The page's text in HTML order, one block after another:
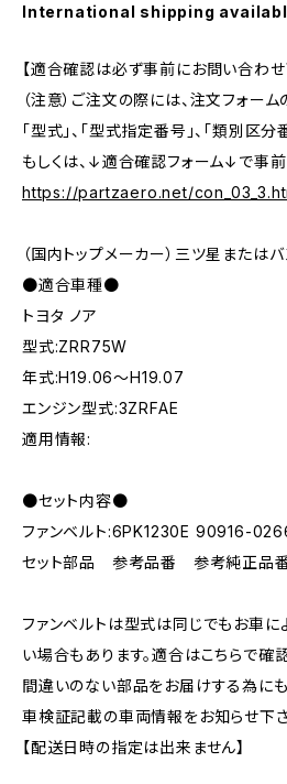
International shipping
【適合確認は必ず事前にお問い合わせ
（注意）ご注文の際には、注文フォーム
「型式」、「型式指定番号」、「類別区
もしくは、↓適合確認フォーム↓で事
https://partzaero.net/
（国内トップメーカー）三ツ星または
●適合車種●
トヨタ ノア
型式:ZRR75W
年式:H19.06～H19.07
エンジン型式:3ZRFAE
適用情報:
●セット内容●
ファンベルト:6PK1230E 90916-
セット部品 参考品番 参考純正品番
ファンベルトは型式は同じでもお車に
い場合もあります。適合はこちらで確
間違いのない部品をお届けする為に
車検証記載の車両情報をお知らせ下さ
【配送日時の指定は出来ません】